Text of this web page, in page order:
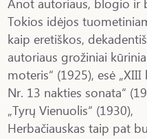
Tokios idėjos
kaip eretiškos,
autoriaus grožiniai
moteris“ (1925), esė
Nr. 13 nakties sonata“
„Tyrų Vienuolis“ (1930),
Herbačiauskas taip pat